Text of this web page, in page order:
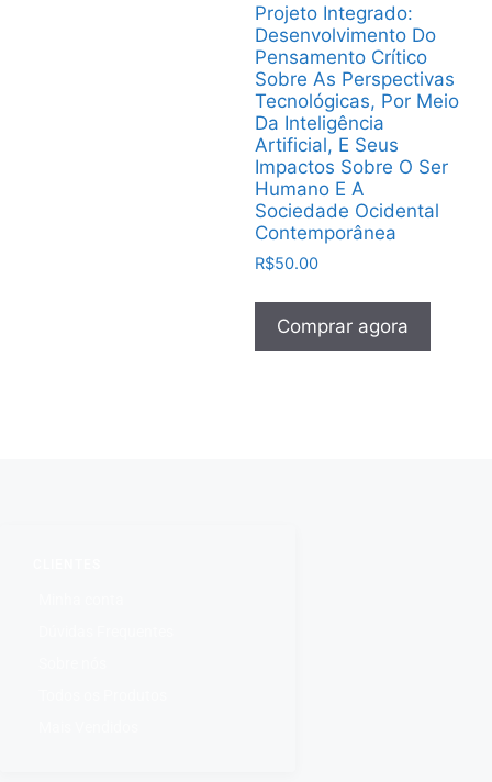
Projeto Integrado:
Desenvolvimento Do
Pensamento Crítico
Sobre As Perspectivas
Tecnológicas, Por Meio
Da Inteligência
Artificial, E Seus
Impactos Sobre O Ser
Humano E A
Sociedade Ocidental
Contemporânea
R$50.00
Comprar agora